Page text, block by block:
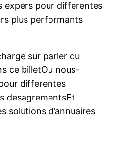
expers pour differentes
plus performants
sur parler du
ce billetOu nous-
differentes
desagrementsEt
solutions d’annuaires